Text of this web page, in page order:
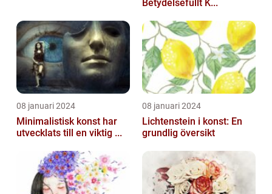
Betydelsefullt K...
08 januari 2024
Minimalistisk konst har
utvecklats till en viktig ...
08 januari 2024
Lichtenstein i konst: En
grundlig översikt